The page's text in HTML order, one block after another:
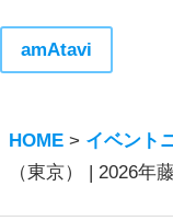
amAtavi
HOME > イベント
（東京） | 2026年